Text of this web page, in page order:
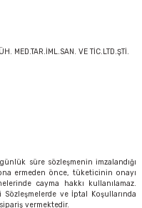
MED.TAR.İML.SAN. VE TİC.LTD.ŞTİ.
süre sözleşmenin imzalandığı
ermeden önce, tüketicinin onayı
cayma hakkı kullanılamaz.
Sözleşmelerde ve İptal Koşullarında
vermektedir.